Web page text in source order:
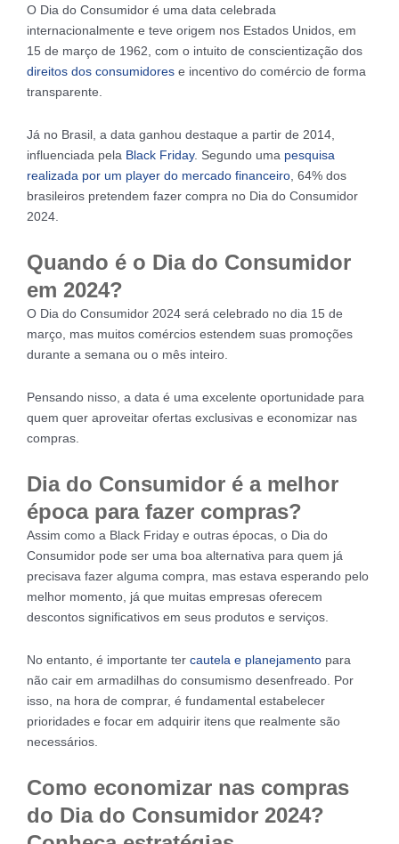
O Dia do Consumidor é uma data celebrada
internacionalmente e teve origem nos Estados Unidos, em
15 de março de 1962, com o intuito de conscientização dos
direitos dos consumidores e incentivo do comércio de forma
transparente.
Já no Brasil, a data ganhou destaque a partir de 2014,
influenciada pela Black Friday. Segundo uma pesquisa
realizada por um player do mercado financeiro , 64% dos
brasileiros pretendem fazer compra no Dia do Consumidor
2024.
Quando é o Dia do Consumidor
em 2024?
O Dia do Consumidor 2024 será celebrado no dia 15 de
março, mas muitos comércios estendem suas promoções
durante a semana ou o mês inteiro.
Pensando nisso, a data é uma excelente oportunidade para
quem quer aproveitar ofertas exclusivas e economizar nas
compras.
Dia do Consumidor é a melhor
época para fazer compras?
Assim como a Black Friday e outras épocas, o Dia do
Consumidor pode ser uma boa alternativa para quem já
precisava fazer alguma compra, mas estava esperando pelo
melhor momento, já que muitas empresas oferecem
descontos significativos em seus produtos e serviços.
No entanto, é importante ter cautela e planejamento para
não cair em armadilhas do consumismo desenfreado. Por
isso, na hora de comprar, é fundamental estabelecer
prioridades e focar em adquirir itens que realmente são
necessários.
Como economizar nas compras
do Dia do Consumidor 2024?